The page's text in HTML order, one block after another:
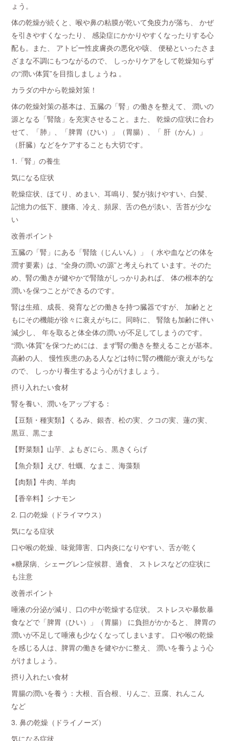
ょう。
体の乾燥が続くと、喉や鼻の粘膜が乾いて免疫力が落ち、 かぜ
を引きやすくなったり、 感染症にかかりやすくなったりする心
配も。また、 アトピー性皮膚炎の悪化や咳、 便秘といったさま
ざまな不調にもつながるので、 しっかりケアをして乾燥知らず
の“潤い体質”を目指しましょうね 。
カラダの中から乾燥対策！
体の乾燥対策の基本は、五臓の「腎」の働きを整えて、 潤いの
源となる「腎陰」を充実させること。また、 乾燥の症状に合わ
せて、「肺」、「脾胃（ひい）」（胃腸）、「 肝（かん）」
（肝臓）などをケアすることも大切です。
1.「腎」の養生
気になる症状
乾燥症状、ほてり、めまい、耳鳴り、髪が抜けやすい、白髪、
記憶力の低下、腰痛、冷え、頻尿、舌の色が淡い、舌苔が少な
い
改善ポイント
五臓の「腎」にある「腎陰（じんいん）」（ 水や血などの体を
潤す要素）は、“全身の潤いの源”と考えられて います。そのた
め、腎の働きが健やかで腎陰がしっかりあれば、 体の根本的な
潤いを保つことができるのです。
腎は生殖、成長、発育などの働きを持つ臓器ですが、 加齢とと
もにその機能が徐々に衰えがちに。同時に、 腎陰も加齢に伴い
減少し、 年を取ると体全体の潤いが不足してしまうのです。
“潤い体質”を保つためには、まず腎の働きを整えることが基本。
高齢の人、 慢性疾患のある人などは特に腎の機能が衰えがちな
ので、 しっかり養生するよう心がけましょう。
摂り入れたい食材
腎を養い、潤いをアップする：
【豆類・種実類】くるみ、銀杏、松の実、クコの実、蓮の実、
黒豆、黒ごま
【野菜類】山芋、よもぎにら、黒きくらげ
【魚介類】えび、牡蠣、なまこ、海藻類
【肉類】牛肉、羊肉
【香辛料】シナモン
2. 口の乾燥（ドライマウス）
気になる症状
口や喉の乾燥、味覚障害、口内炎になりやすい、舌が乾く
※糖尿病、シェーグレン症候群、過食、 ストレスなどの症状に
も注意
改善ポイント
唾液の分泌が減り、口の中が乾燥する症状。 ストレスや暴飲暴
食などで「脾胃（ひい）」（胃腸） に負担がかかると、 脾胃の
潤いが不足して唾液も少なくなってしまいます。 口や喉の乾燥
を感じる人は、脾胃の働きを健やかに整え、 潤いを養うよう心
がけましょう。
摂り入れたい食材
胃腸の潤いを養う：大根、百合根、りんご、豆腐、れんこん
など
3. 鼻の乾燥（ドライノーズ）
気になる症状